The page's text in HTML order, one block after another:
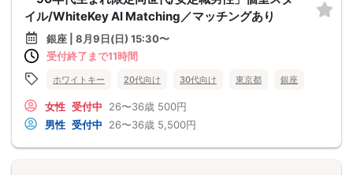
イル/WhiteKey AI Matching／マッチングあり
銀座 | 8月9日(日) 15:30〜
受付終了まで11時間
ホワイトキー 20代向け 30代向け 東京都 銀座
女性 受付中 26〜36歳 500円
男性 受付中 26〜36歳 5,500円